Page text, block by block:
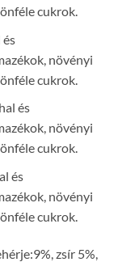
cukrok.
növényi
cukrok.
és
növényi
cukrok.
és
növényi
cukrok.
zsír 5%,